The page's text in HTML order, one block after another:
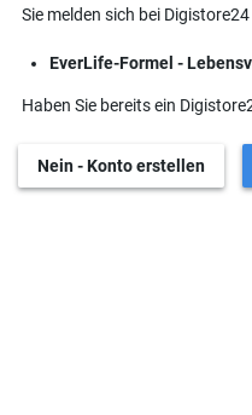
Sie melden sich bei
EverLife-Formel -
Haben Sie bereits ein
Nein - Konto erstellen